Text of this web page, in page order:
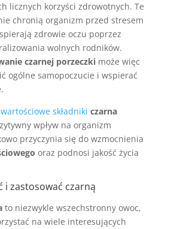
licznych korzyści zdrowotnych. Te
chronią organizm przed stresem
zdrowie oczu poprzez
wolnych rodników.
czarnej porzeczkimoże więc
ogólne samopoczucie i wspierać
wartościowe składniki czarna
wpływ na organizm
przyczynia się do wzmocnienia
oraz podnosi jakość życia
i zastosować czarną
to niezwykle wszechstronny owoc,
na wiele interesujących